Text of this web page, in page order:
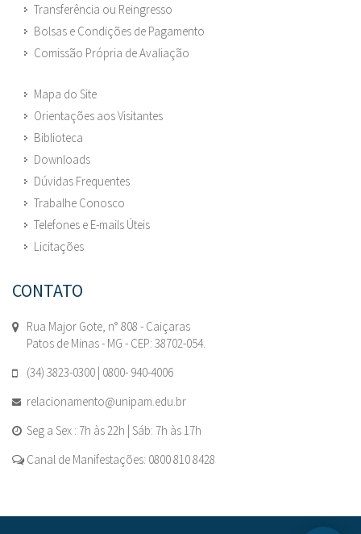
Transferência ou Reingresso
Bolsas e Condições de Pagamento
Comissão Própria de Avaliação
Mapa do Site
Orientações aos Visitantes
Biblioteca
Downloads
Dúvidas Frequentes
Trabalhe Conosco
Telefones e E-mails Úteis
Licitações
CONTATO
Rua Major Gote, n° 808 - Caiçaras
Patos de Minas - MG - CEP: 38702-054.
(34) 3823-0300 | 0800- 940-4006
relacionamento@unipam.edu.br
Seg a Sex : 7h às 22h | Sáb: 7h às 17h
Canal de Manifestações: 0800 810 8428